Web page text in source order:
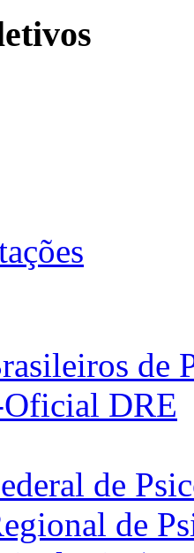
de
DRE
de
de